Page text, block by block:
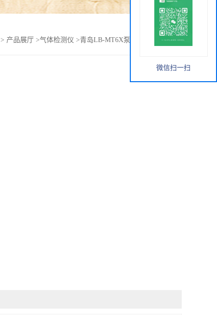
> 产品展厅 >气体检测仪 >青岛LB-MT6X泵吸手提式*分析仪
微信扫一扫